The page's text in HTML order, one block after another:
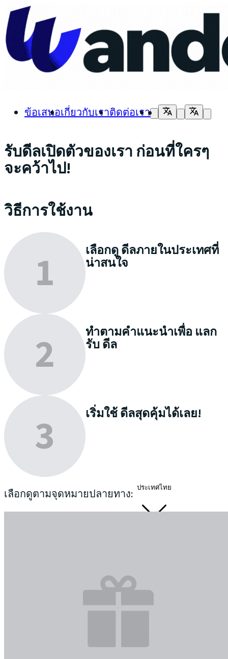
ข้อเสนอเกี่ยวกับเราติดต่อเรา
รับดีลเปิดตัวของเรา ก่อนที่ใครๆ
จะคว้าไป!
วิธีการใช้งาน
เลือกดูดีลภายในประเทศที่
น่าสนใจ
ทำตามคำแนะนำเพื่อ แลก
รับดีล
เริ่มใช้ดีลสุดคุ้มได้เลย!
เลือกดูตามจุดหมายปลายทาง: